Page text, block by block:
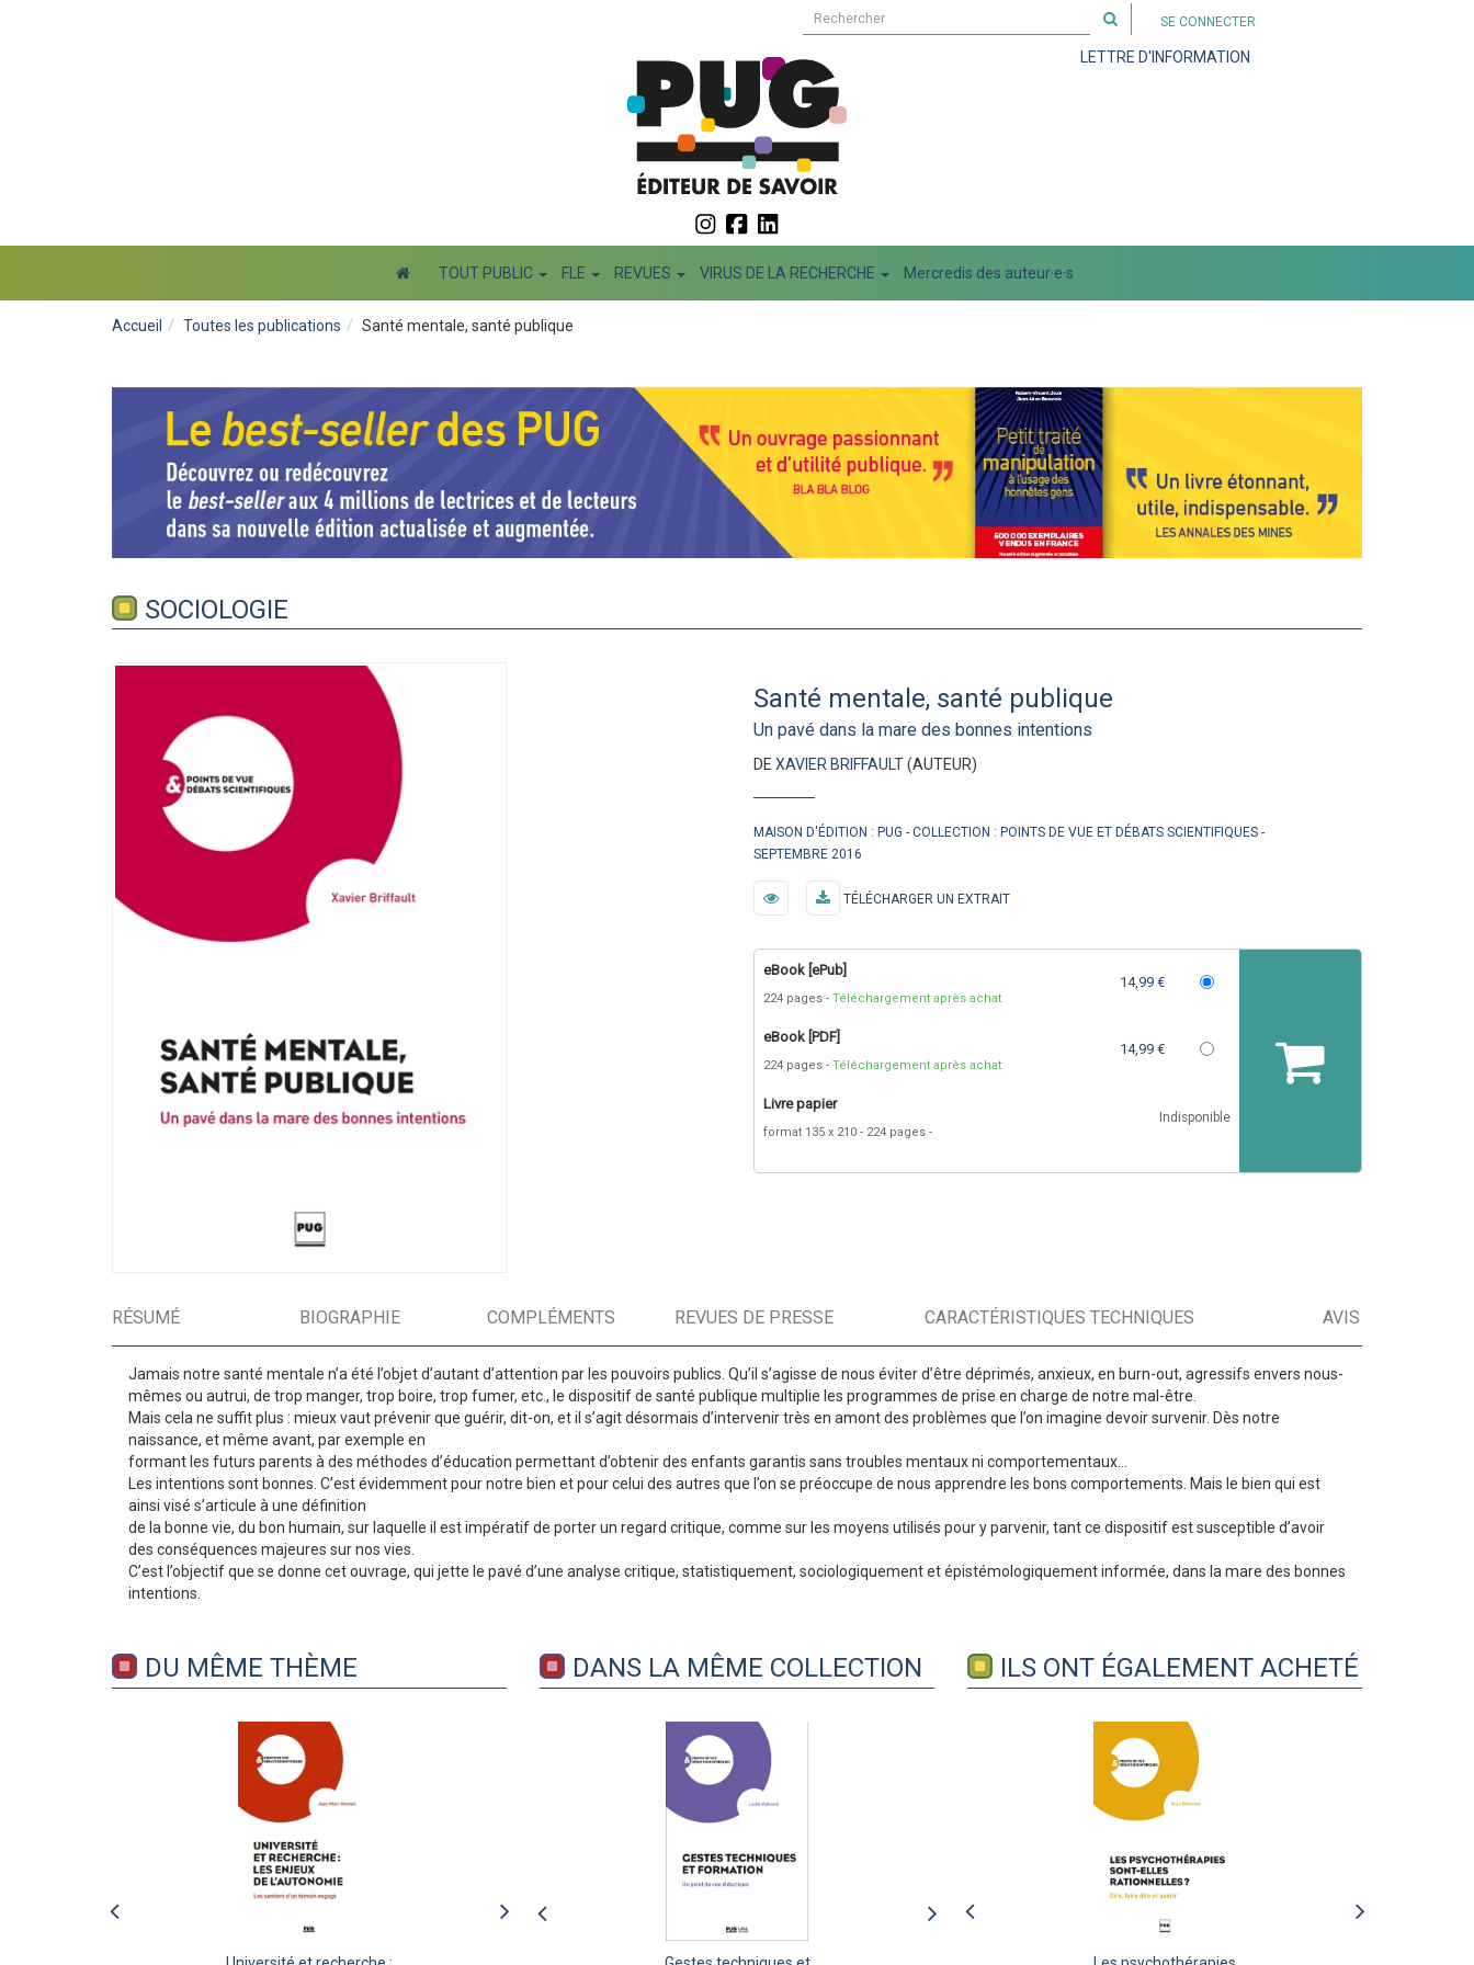
Rechercher
sur
le
SE CONNECTER
LETTRE D'INFORMATION
TOUT PUBLIC FLE REVUES VIRUS DE LA RECHERCHE Mercredis des auteur·e·s
Accueil Toutes les publications Santé mentale, santé publique
SOCIOLOGIE
Santé mentale, santé publique
Un pavé dans la mare des bonnes intentions
DE XAVIER BRIFFAULT(AUTEUR)
MAISON D'ÉDITION : PUG COLLECTION : POINTS DE VUE ET DÉBATS SCIENTIFIQUES
SEPTEMBRE 2016
TÉLÉCHARGER UN EXTRAIT
eBook [ePub]
224 pages Téléchargement après achat
14,99 €
eBook [PDF]
224 pages Téléchargement après achat
14,99 €
Livre papier
format 135 x 210 224 pages
Indisponible
RÉSUMÉ BIOGRAPHIE COMPLÉMENTS REVUES DE PRESSE CARACTÉRISTIQUES TECHNIQUES AVIS
Jamais notre santé mentale n’a été l’objet d’autant d’attention par les pouvoirs publics. Qu’il s’agisse de nous éviter d’être déprimés, anxieux, en burn-out, agressifs envers nous-
mêmes ou autrui, de trop manger, trop boire, trop fumer, etc., le dispositif de santé publique multiplie les programmes de prise en charge de notre mal-être.
Mais cela ne suffit plus : mieux vaut prévenir que guérir, dit-on, et il s’agit désormais d’intervenir très en amont des problèmes que l’on imagine devoir survenir. Dès notre
naissance, et même avant, par exemple en
formant les futurs parents à des méthodes d’éducation permettant d’obtenir des enfants garantis sans troubles mentaux ni comportementaux…
Les intentions sont bonnes. C’est évidemment pour notre bien et pour celui des autres que l’on se préoccupe de nous apprendre les bons comportements. Mais le bien qui est
ainsi visé s’articule à une définition
de la bonne vie, du bon humain, sur laquelle il est impératif de porter un regard critique, comme sur les moyens utilisés pour y parvenir, tant ce dispositif est susceptible d’avoir
des conséquences majeures sur nos vies.
C’est l’objectif que se donne cet ouvrage, qui jette le pavé d’une analyse critique, statistiquement, sociologiquement et épistémologiquement informée, dans la mare des bonnes
intentions.
DU MÊME THÈME DANS LA MÊME COLLECTION ILS ONT ÉGALEMENT ACHETÉ